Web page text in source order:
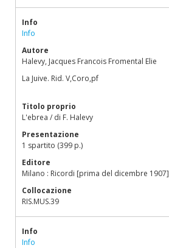
Info
Info
Autore
Halevy, Jacques Francois Fromental Elie
La Juive. Rid. V,Coro,pf
Titolo proprio
L'ebrea / di F. Halevy
Presentazione
1 spartito (399 p.)
Editore
Milano : Ricordi [prima del dicembre 1907]
Collocazione
RIS.MUS.39
Info
Info